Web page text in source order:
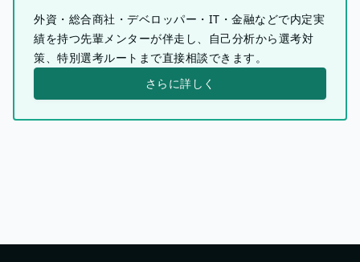
外資・総合商社・デベロッパー・IT・金融などで内定実
績を持つ先輩メンターが伴走し、自己分析から選考対
策、特別選考ルートまで直接相談できます。
さらに詳しく